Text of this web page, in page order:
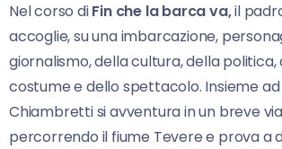
Nel corso diFin che la barca va,il
accoglie, su una imbarcazione,
giornalismo, della cultura, della
costume e dello spettacolo. Insieme ad
Chiambretti si avventura in un breve
percorrendo il fiume Tevere e prova a